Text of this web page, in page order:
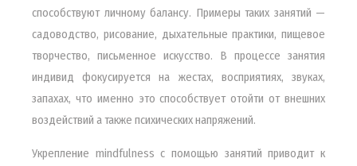
способствуют личному балансу. Примеры таких занятий —
садоводство, рисование, дыхательные практики, пищевое
творчество, письменное искусство. В процессе занятия
индивид фокусируется на жестах, восприятиях, звуках,
запахах, что именно это способствует отойти от внешних
воздействий а также психических напряжений.
Укрепление mindfulness с помощью занятий приводит к